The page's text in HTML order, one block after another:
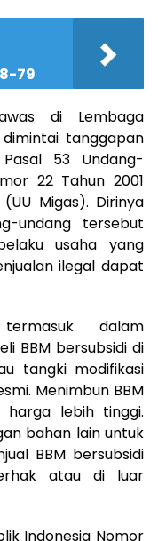
79
di Lembaga
tanggapan
53 Undang-
22 Tahun 2001
Migas). Dirinya
undang tersebut
usaha yang
ilegal dapat
dalam
BBM bersubsidi di
tangki modifikasi
Menimbun BBM
harga lebih tinggi.
bahan lain untuk
BBM bersubsidi
atau di luar
Indonesia Nomor